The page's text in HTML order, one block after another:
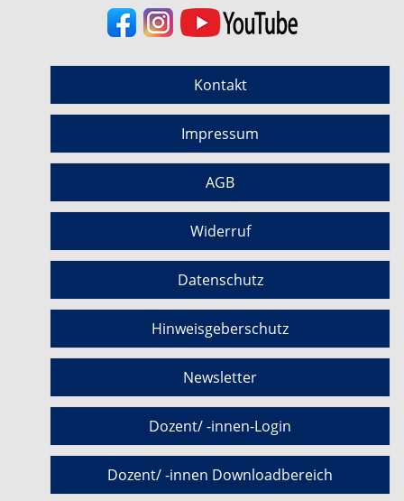
Kontakt
Impressum
AGB
Widerruf
Datenschutz
Hinweisgeberschutz
Newsletter
Dozent/ -innen-Login
Dozent/ -innen Downloadbereich